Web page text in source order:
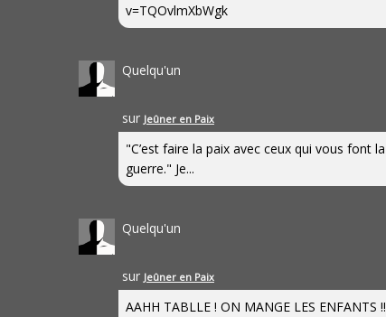
v=TQOvlmXbWgk
Quelqu'un
sur Jeûner en Paix
"C’est faire la paix avec ceux qui vous font la
guerre." Je...
Quelqu'un
sur Jeûner en Paix
AAHH TABLLE ! ON MANGE LES ENFANTS !!